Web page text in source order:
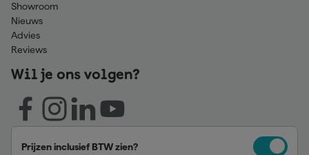
Showroom
Nieuws
Advies
Reviews
Wil je ons volgen?
Prijzen inclusief BTW zien?